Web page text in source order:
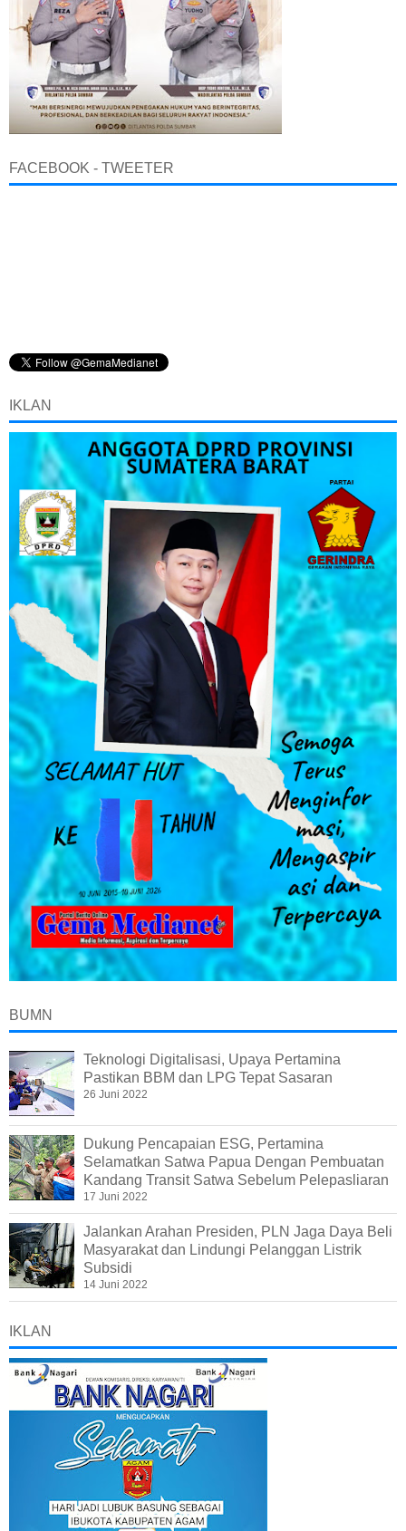
FACEBOOK - TWEETER
IKLAN
BUMN
Teknologi Digitalisasi, Upaya Pertamina
Pastikan BBM dan LPG Tepat Sasaran
26 Juni 2022
Dukung Pencapaian ESG, Pertamina
Selamatkan Satwa Papua Dengan Pembuatan
Kandang Transit Satwa Sebelum Pelepasliaran
17 Juni 2022
Jalankan Arahan Presiden, PLN Jaga Daya Beli
Masyarakat dan Lindungi Pelanggan Listrik
Subsidi
14 Juni 2022
IKLAN